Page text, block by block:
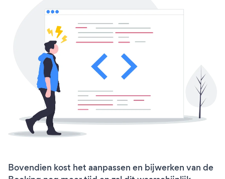
Bovendien kost het aanpassen en bijwerken van de